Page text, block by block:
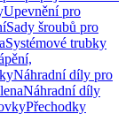
Upevnění pro
Sady šroubů pro
Systémové trubky
Náhradní díly pro
Náhradní díly
Přechodky